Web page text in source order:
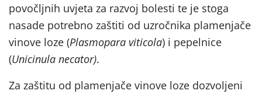
povočljnih uvjeta za razvoj bolesti te je stoga
nasade potrebno zaštiti od uzročnika plamenjače
vinove loze (Plasmopara viticola) i pepelnice
(Unicinula necator).
Za zaštitu od plamenjače vinove loze dozvoljeni